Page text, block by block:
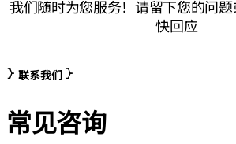
我们随时为您服务！请留下您的问
快回应
联系我们
常见咨询